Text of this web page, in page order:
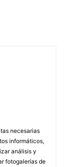
necesarias
informáticos,
análisis y
fotogalerías de